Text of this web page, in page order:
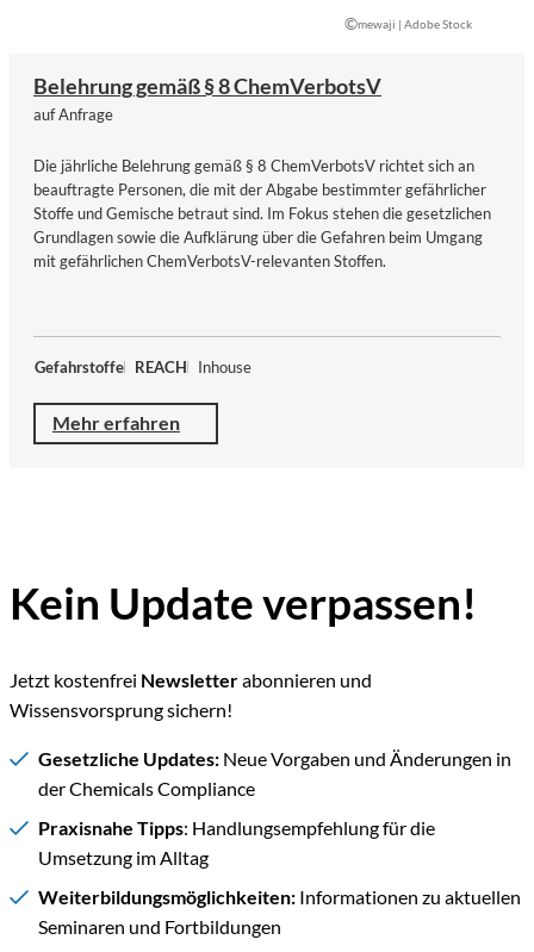
©mewaji | Adobe Stock
Belehrung gemäß § 8 ChemVerbotsV
auf Anfrage
Die jährliche Belehrung gemäß § 8 ChemVerbotsV richtet sich an
beauftragte Personen, die mit der Abgabe bestimmter gefährlicher
Stoffe und Gemische betraut sind. Im Fokus stehen die gesetzlichen
Grundlagen sowie die Aufklärung über die Gefahren beim Umgang
mit gefährlichen ChemVerbotsV-relevanten Stoffen.
Gefahrstoffe REACH Inhouse
Mehr erfahren
Kein Update verpassen!
Jetzt kostenfrei Newsletterabonnieren und
Wissensvorsprung sichern!
Gesetzliche Updates: Neue Vorgaben und Änderungen in
der Chemicals Compliance
Praxisnahe Tipps: Handlungsempfehlung für die
Umsetzung im Alltag
Weiterbildungsmöglichkeiten: Informationen zu aktuellen
Seminaren und Fortbildungen